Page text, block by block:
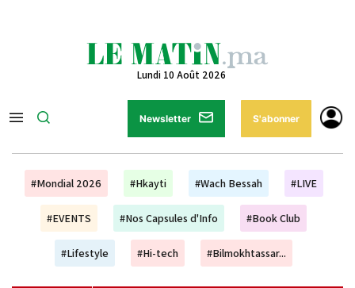
Lundi 10 Août 2026
Newsletter S'abonner
#Mondial 2026 #Hkayti #Wach Bessah #LIVE
#EVENTS #Nos Capsules d'Info #Book Club
#Lifestyle #Hi-tech #Bilmokhtassar...